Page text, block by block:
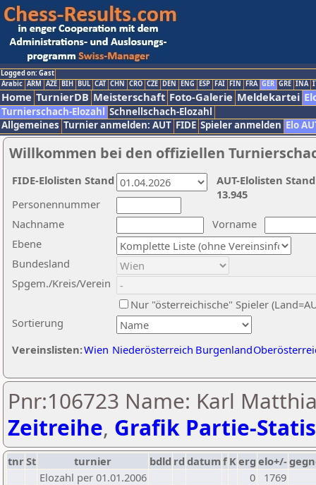
Logged on: Gast
Arabic ARM AZE BIH BUL CAT CHN CRO CZE DEN ENG ESP FAI FIN FRA GER GRE INA
Home TurnierDB Meisterschaft Foto-Galerie Meldekartei
Turnierschach-Elozahl Schnellschach-Elozahl
Allgemeines Turnier anmelden: AUT FIDE Spieler anmelden Elo
Willkommen bei den offiziellen
Nachname
Vorname
Ebene
Sortierung
Personennummer
Bundesland
Spgem./Kreis/Verein
Nur "österreichische" Spieler
Vereinslisten:Wien Niederösterreich Burgenland
AUT-Elolisten
13.945
FIDE-Elolisten Stand
Pnr:106723 Name: Karl
Zeitreihe, Grafik Partie-
tnrSt turnier bdld rd datumf Kerg elo+/-
Elozahl per 01.01.2006
0
1769